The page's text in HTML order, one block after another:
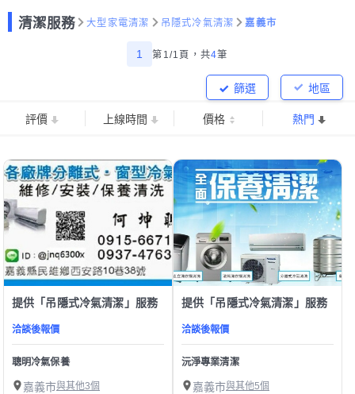
清潔服務 大型家電清潔 吊隱式冷氣清潔 嘉義市
1 第1/1頁， 共4筆
地區
篩選
評價 上線時間 價格 熱門
提供「吊隱式冷氣清潔」服務
洽談後報價
聰明冷氣保養
嘉義市與其他3個
提供「吊隱式冷氣清潔」服務
洽談後報價
沅淨專業清潔
嘉義市與其他5個